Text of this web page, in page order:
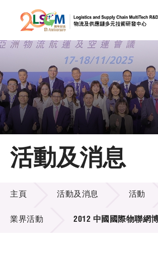
跳到內容（按回車鍵）
會員登
A A EN
主頁
關於LSCM
技術商品化
項目及資助計劃
活動及消息
活動及消息
活動及消息
主頁 活動及消息 活動
業界活動 2012 中國國際物聯網